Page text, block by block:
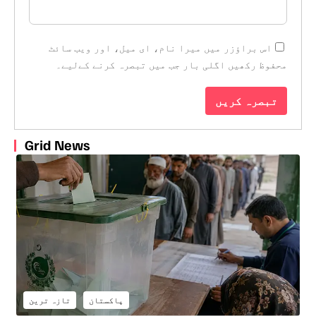
اس براؤزر میں میرا نام، ای میل، اور ویب سائٹ
محفوظ رکھیں اگلی بار جب میں تبصرہ کرنے کےلیے۔
Grid News
پاکستان تازہ ترین